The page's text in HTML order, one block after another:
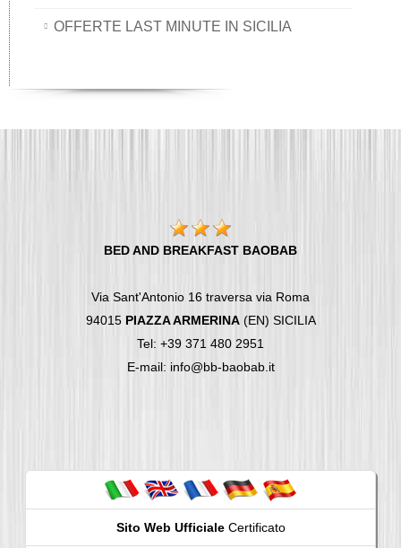
OFFERTE LAST MINUTE IN SICILIA
BED AND BREAKFAST BAOBAB
Via Sant'Antonio 16 traversa via Roma
94015 PIAZZA ARMERINA(EN) SICILIA
Tel: +39 371 480 2951
E-mail: info@bb-baobab.it
Sito Web UfficialeCertificato